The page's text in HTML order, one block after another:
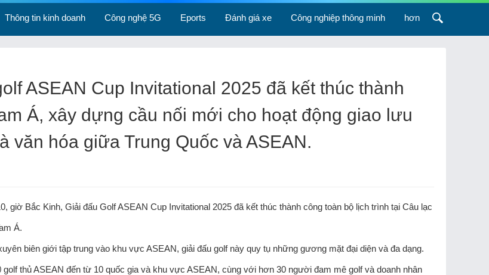
Thông tin kinh doanh Công nghệ 5G Eports Đánh giá xe Công nghiệp thông minh hơn
ASEAN Cup Invitational 2025 đã kết thúc thành
Á, xây dựng cầu nối mới cho hoạt động giao lưu
văn hóa giữa Trung Quốc và ASEAN.
giờ Bắc Kinh, Giải đấu Golf ASEAN Cup Invitational 2025 đã kết thúc thành công toàn bộ lịch trình tại Câu lạc
Á.
biên giới tập trung vào khu vực ASEAN, giải đấu golf này quy tụ những gương mặt đại diện và đa dạng.
golf thủ ASEAN đến từ 10 quốc gia và khu vực ASEAN, cùng với hơn 30 người đam mê golf và doanh nhân